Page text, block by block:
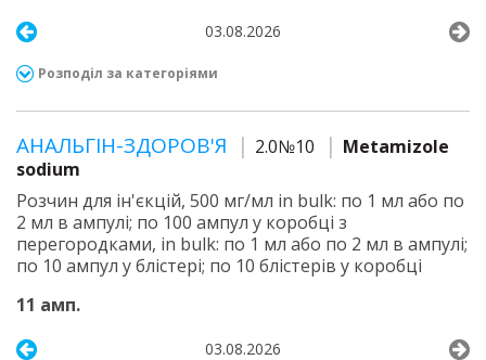
03.08.2026
Розподіл за категоріями
АНАЛЬГІН-ЗДОРОВ'Я 2.0№10
Metamizole
sodium
Розчин для ін'єкцій, 500 мг/мл in bulk: по 1 мл або по
2 мл в ампулі; по 100 ампул у коробці з
перегородками, in bulk: по 1 мл або по 2 мл в ампулі;
по 10 ампул у блістері; по 10 блістерів у коробці
11 амп.
03.08.2026